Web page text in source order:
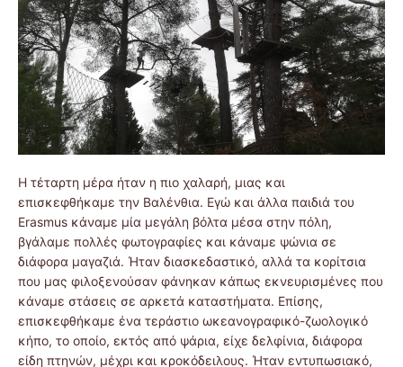
Η τέταρτη μέρα ήταν η πιο χαλαρή, μιας και
επισκεφθήκαμε την Βαλένθια. Εγώ και άλλα παιδιά του
Erasmus κάναμε μία μεγάλη βόλτα μέσα στην πόλη,
βγάλαμε πολλές φωτογραφίες και κάναμε ψώνια σε
διάφορα μαγαζιά. Ήταν διασκεδαστικό, αλλά τα κορίτσια
που μας φιλοξενούσαν φάνηκαν κάπως εκνευρισμένες που
κάναμε στάσεις σε αρκετά καταστήματα. Επίσης,
επισκεφθήκαμε ένα τεράστιο ωκεανογραφικό-ζωολογικό
κήπο, το οποίο, εκτός από ψάρια, είχε δελφίνια, διάφορα
είδη πτηνών, μέχρι και κροκόδειλους. Ήταν εντυπωσιακό,